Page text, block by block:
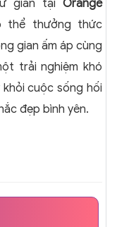
giãn tại Orange
thể thưởng thức
gian ấm áp cùng
trải nghiệm khó
cuộc sống hối
đẹp bình yên.